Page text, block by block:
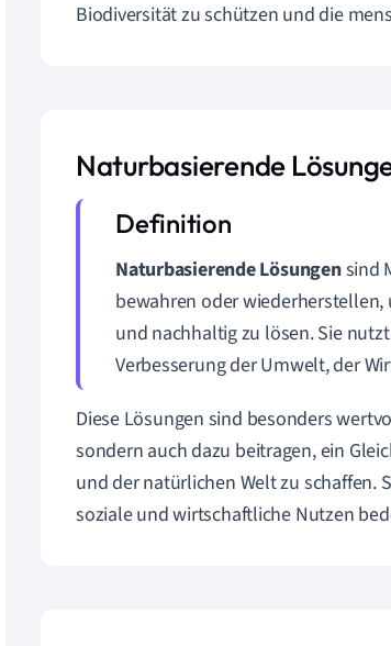
Biodiversität zu schützen und die
Naturbasierende
Naturbasierende Lösungensind
bewahren oder
und nachhaltig zu lösen. Sie
Verbesserung der Umwelt, der
Diese Lösungen sind besonders
sondern auch dazu beitragen, ein
und der natürlichen Welt zu schaffen.
soziale und wirtschaftliche Nutzen